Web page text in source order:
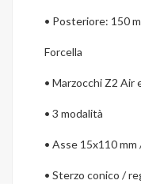
• Posteriore: 150
Forcella
• Marzocchi Z2 Air
• 3 modalità
• Asse 15x110
• Sterzo conico /